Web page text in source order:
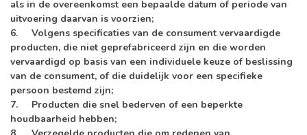
als in de overeenkomst een bepaalde datum of periode van
uitvoering daarvan is voorzien;
6. Volgens specificaties van de consument vervaardigde
producten, die niet geprefabriceerd zijn en die worden
vervaardigd op basis van een individuele keuze of beslissing
van de consument, of die duidelijk voor een specifieke
persoon bestemd zijn;
7. Producten die snel bederven of een beperkte
houdbaarheid hebben;